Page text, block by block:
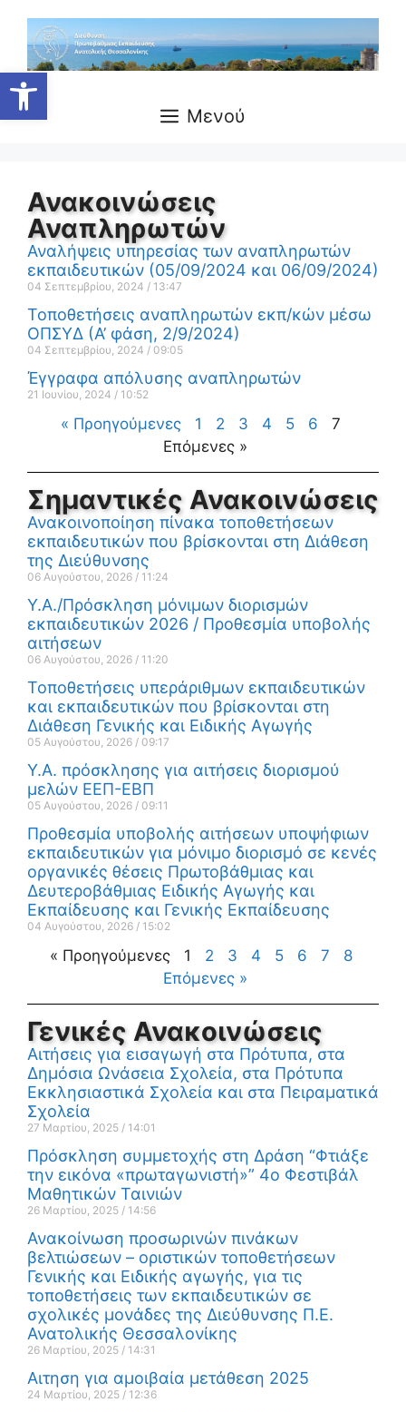
Ανοίξτε τη γραμμή εργαλείων
Μενού
Ανακοινώσεις
Αναπληρωτών
Αναλήψεις υπηρεσίας των αναπληρωτών
εκπαιδευτικών (05/09/2024 και 06/09/2024)
04 Σεπτεμβρίου, 2024 13:47
Τοποθετήσεις αναπληρωτών εκπ/κών μέσω
ΟΠΣΥΔ (Α’ φάση, 2/9/2024)
04 Σεπτεμβρίου, 2024 09:05
Έγγραφα απόλυσης αναπληρωτών
21 Ιουνίου, 2024 10:52
« Προηγούμενες 1 2 3 4 5 6
7
Επόμενες »
Σημαντικές Ανακοινώσεις
Ανακοινοποίηση πίνακα τοποθετήσεων
εκπαιδευτικών που βρίσκονται στη Διάθεση
της Διεύθυνσης
06 Αυγούστου, 2026 11:24
Υ.Α./Πρόσκληση μόνιμων διορισμών
εκπαιδευτικών 2026 / Προθεσμία υποβολής
αιτήσεων
06 Αυγούστου, 2026 11:20
Τοποθετήσεις υπεράριθμων εκπαιδευτικών
και εκπαιδευτικών που βρίσκονται στη
Διάθεση Γενικής και Ειδικής Αγωγής
05 Αυγούστου, 2026 09:17
Υ.Α. πρόσκλησης για αιτήσεις διορισμού
μελών ΕΕΠ-ΕΒΠ
05 Αυγούστου, 2026 09:11
Προθεσμία υποβολής αιτήσεων υποψήφιων
εκπαιδευτικών για μόνιμο διορισμό σε κενές
οργανικές θέσεις Πρωτοβάθμιας και
Δευτεροβάθμιας Ειδικής Αγωγής και
Εκπαίδευσης και Γενικής Εκπαίδευσης
04 Αυγούστου, 2026 15:02
« Προηγούμενες 1 2 3 4 5 6 7
8
Επόμενες »
Γενικές Ανακοινώσεις
Αιτήσεις για εισαγωγή στα Πρότυπα, στα
Δημόσια Ωνάσεια Σχολεία, στα Πρότυπα
Εκκλησιαστικά Σχολεία και στα Πειραματικά
Σχολεία
27 Μαρτίου, 2025 14:01
Πρόσκληση συμμετοχής στη Δράση “Φτιάξε
την εικόνα «πρωταγωνιστή»” 4ο Φεστιβάλ
Μαθητικών Ταινιών
26 Μαρτίου, 2025 14:56
Ανακοίνωση προσωρινών πινάκων
βελτιώσεων – οριστικών τοποθετήσεων
Γενικής και Ειδικής αγωγής, για τις
τοποθετήσεις των εκπαιδευτικών σε
σχολικές μονάδες της Διεύθυνσης Π.Ε.
Ανατολικής Θεσσαλονίκης
26 Μαρτίου, 2025 14:31
Αιτηση για αμοιβαία μετάθεση 2025
24 Μαρτίου, 2025 12:36